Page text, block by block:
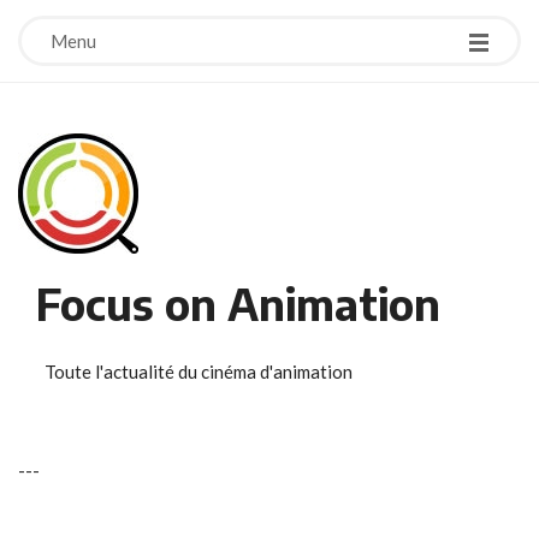
Menu
Focus on Animation
Toute l'actualité du cinéma d'animation
---